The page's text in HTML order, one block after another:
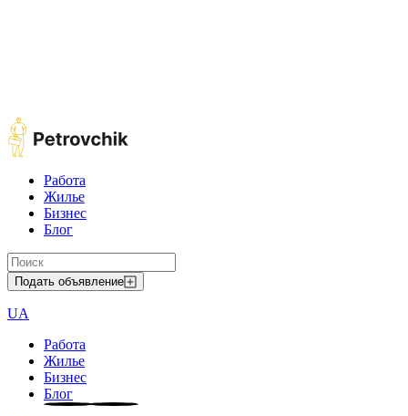
Работа
Жилье
Бизнес
Блог
Подать объявление
UA
Работа
Жилье
Бизнес
Блог